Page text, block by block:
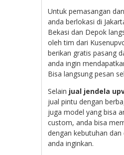
Untuk pemasangan
anda berlokasi di
Bekasi dan Depok
oleh tim dari
berikan gratis pasang
anda ingin
Bisa langsung pesan
Selain jual jendela
jual pintu dengan
juga model yang bisa
custom, anda bisa
dengan kebutuhan dan
anda inginkan.